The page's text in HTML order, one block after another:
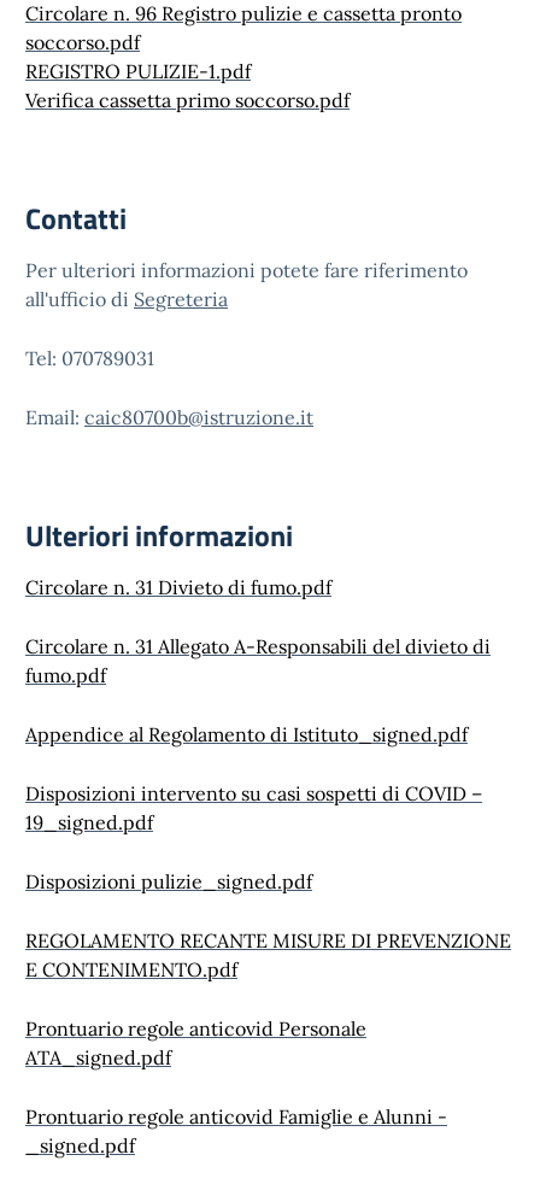
Circolare n. 96 Registro pulizie e cassetta pronto
soccorso.pdf
REGISTRO PULIZIE-1.pdf
Verifica cassetta primo soccorso.pdf
Contatti
Per ulteriori informazioni potete fare riferimento
all'ufficio di Segreteria
Tel: 070789031
Email: caic80700b@istruzione.it
Ulteriori informazioni
Circolare n. 31 Divieto di fumo.pdf
Circolare n. 31 Allegato A-Responsabili del divieto di
fumo.pdf
Appendice al Regolamento di Istituto_signed.pdf
Disposizioni intervento su casi sospetti di COVID –
19_signed.pdf
Disposizioni pulizie_signed.pdf
REGOLAMENTO RECANTE MISURE DI PREVENZIONE
E CONTENIMENTO.pdf
Prontuario regole anticovid Personale
ATA_signed.pdf
Prontuario regole anticovid Famiglie e Alunni -
_signed.pdf